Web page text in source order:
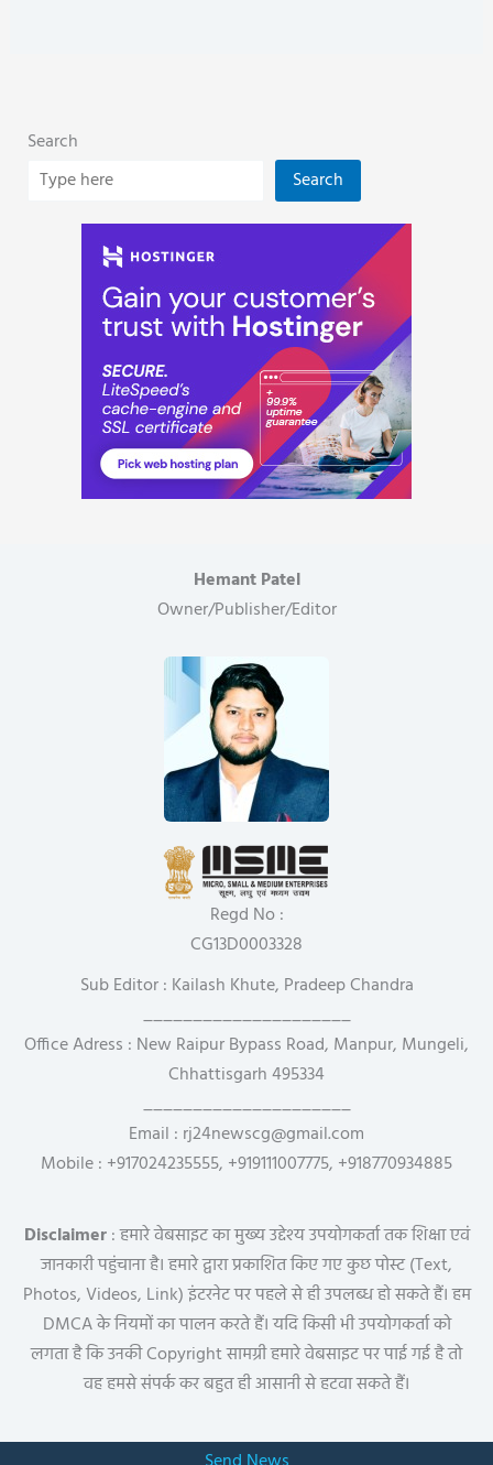
Search
Search
Hemant Patel
Owner/Publisher/Editor
Regd No :
CG13D0003328
Sub Editor : Kailash Khute, Pradeep Chandra
_____________________
Office Adress : New Raipur Bypass Road, Manpur, Mungeli,
Chhattisgarh 495334
_____________________
Email : rj24newscg@gmail.com
Mobile : +917024235555, +919111007775, +918770934885
Disclaimer: हमारे वेबसाइट का मुख्य उद्देश्य उपयोगकर्ता तक शिक्षा एवं
जानकारी पहुंचाना है। हमारे द्वारा प्रकाशित किए गए कुछ पोस्ट (Text,
Photos, Videos, Link) इंटरनेट पर पहले से ही उपलब्ध हो सकते हैं। हम
DMCA के नियमों का पालन करते हैं। यदि किसी भी उपयोगकर्ता को
लगता है कि उनकी Copyright सामग्री हमारे वेबसाइट पर पाई गई है तो
वह हमसे संपर्क कर बहुत ही आसानी से हटवा सकते हैं।